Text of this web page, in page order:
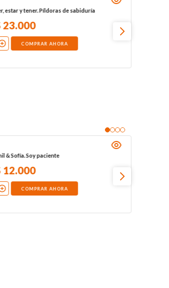
estar y tener. Píldoras de sabiduría
23.000
COMPRAR AHORA
& Sofía. Soy paciente
12.000
COMPRAR AHORA